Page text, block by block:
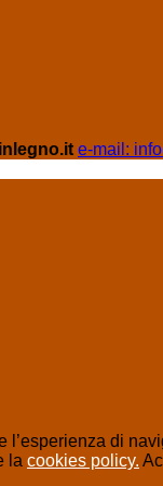
e-mail:
l’esperienza di
la cookies policy.